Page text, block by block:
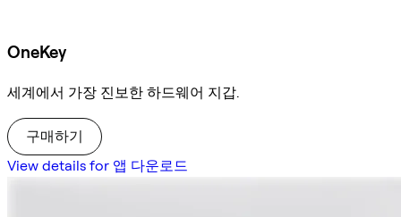
OneKey
세계에서 가장 진보한 하드웨어 지갑.
구매하기
View details for 앱 다운로드